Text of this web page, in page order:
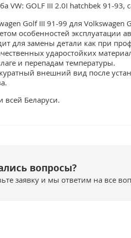
VW: GOLF III 2.0I hatchbek 91-93,
Golf III 91-99 для Volkswagen
особенностей эксплуатации
для замены детали как при
ударостойких
и перепадам температуры.
внешний вид после
всей Беларуси.
вопросы?
заявку и мы ответим на все